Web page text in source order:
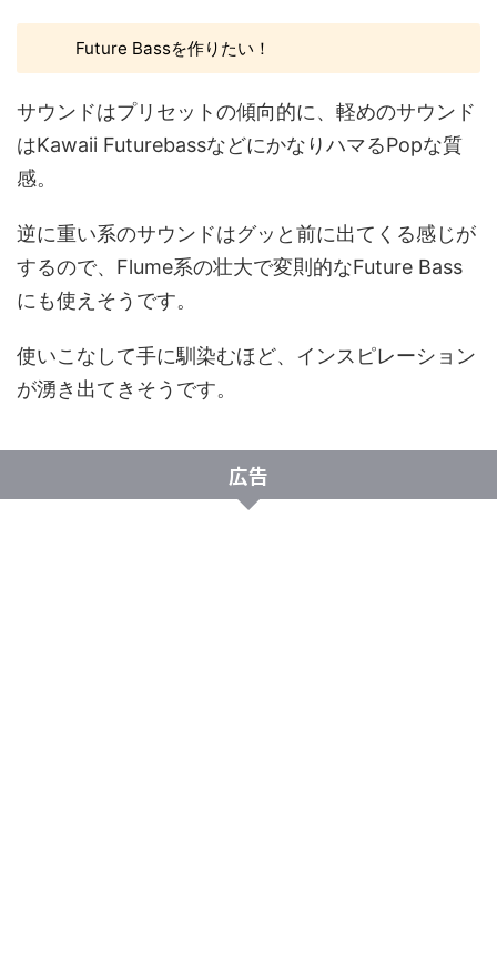
Future Bassを作りたい！
サウンドはプリセットの傾向的に、軽めのサウンド
はKawaii FuturebassなどにかなりハマるPopな質
感。
逆に重い系のサウンドはグッと前に出てくる感じが
するので、Flume系の壮大で変則的なFuture Bass
にも使えそうです。
使いこなして手に馴染むほど、インスピレーション
が湧き出てきそうです。
広告